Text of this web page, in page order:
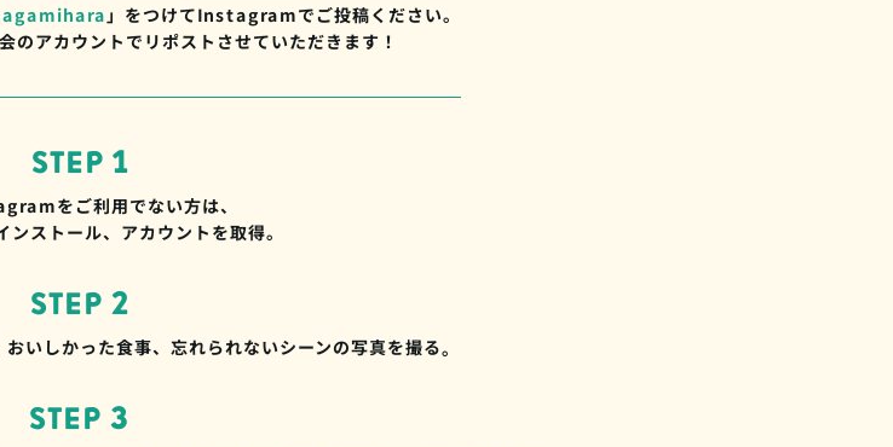
」をつけてInstagramでご投稿ください。
のアカウントでリポストさせていただきます！
STEP 1
をご利用でない方は、
ストール、アカウントを取得。
STEP 2
いしかった食事、忘れられないシーンの写真を撮る。
STEP 3